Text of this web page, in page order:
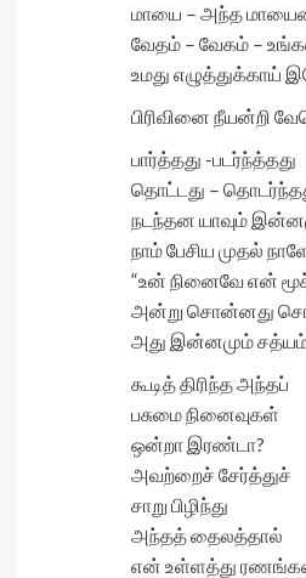
மாயை – அந்த
வேதம் – வேகம் –
உமது எழுத்துக்காய்
பிரிவினை நீயன்றி
பார்த்தது -படர்ந்த்தது
தொட்டது –
நடந்தன யாவும்
நாம் பேசிய முதல்
“உன் நினைவே என்
அன்று சொன்னது
அது இன்னமும்
கூடித் திரிந்த அந்தப்
பசுமை நினைவுகள்
ஒன்றா இரண்டா?
அவற்றைச் சேர்த்துச்
சாறு பிழிந்து
அந்தத் தைலத்தால்
என் உள்ளத்து